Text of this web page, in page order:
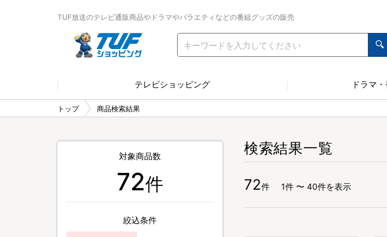
TUF放送のテレビ通販商品やドラマやバラエティなどの番組グッズの販売
テレビショッピング ドラマ
トップ 商品検索結果
検索結果一覧
72件 1件 〜 40件を表示
対象商品数
72件
絞込条件